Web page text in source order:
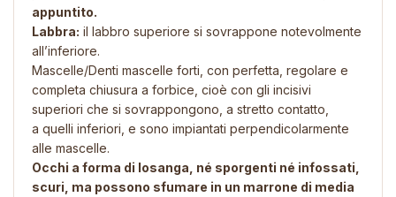
appuntito.
Labbra: il labbro superiore si sovrappone notevolmente
all’inferiore.
Mascelle/Denti mascelle forti, con perfetta, regolare e
completa chiusura a forbice, cioè con gli incisivi
superiori che si sovrappongono, a stretto contatto,
a quelli inferiori, e sono impiantati perpendicolarmente
alle mascelle.
Occhi a forma di losanga, né sporgenti né infossati,
scuri, ma possono sfumare in un marrone di media